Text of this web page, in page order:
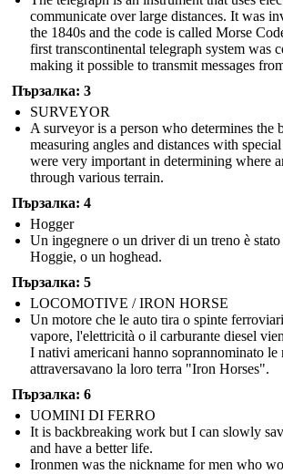
communicate over large distances. It was
the 1840s and the code is called Morse
first transcontinental telegraph system was
making it possible to transmit messages
Пързалка: 3
SURVEYOR
A surveyor is a person who determines the
measuring angles and distances with
were very important in determining where
through various terrain.
Пързалка: 4
Hogger
Un ingegnere o un driver di un treno è
Hoggie, o un hoghead.
Пързалка: 5
LOCOMOTIVE / IRON HORSE
Un motore che le auto tira o spinte
vapore, l'elettricità o il carburante diesel
I nativi americani hanno soprannominato
attraversavano la loro terra "Iron Horses".
Пързалка: 6
UOMINI DI FERRO
It is backbreaking work but I can slowly
and have a better life.
Ironmen was the nickname for men who